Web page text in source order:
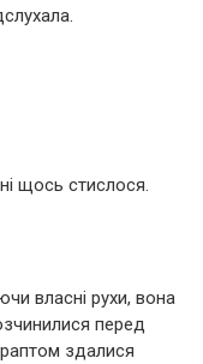
щось стислося.
власні рухи, вона
перед
здалися